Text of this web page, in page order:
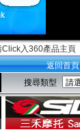
Click入360產品主頁
返回首頁
搜尋類型